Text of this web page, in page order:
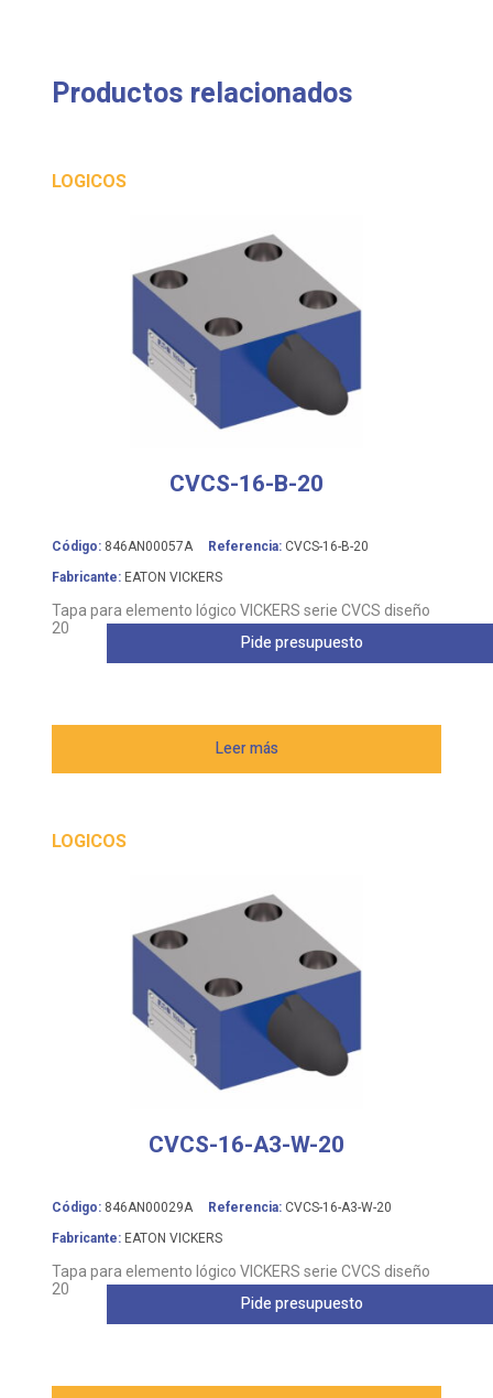
Productos relacionados
LOGICOS
CVCS-16-B-20
Código: 846AN00057A Referencia: CVCS-16-B-20
Fabricante: EATON VICKERS
Tapa para elemento lógico VICKERS serie CVCS diseño
20
Leer más
Pide presupuesto
LOGICOS
CVCS-16-A3-W-20
Código: 846AN00029A Referencia: CVCS-16-A3-W-20
Fabricante: EATON VICKERS
Tapa para elemento lógico VICKERS serie CVCS diseño
20
Pide presupuesto